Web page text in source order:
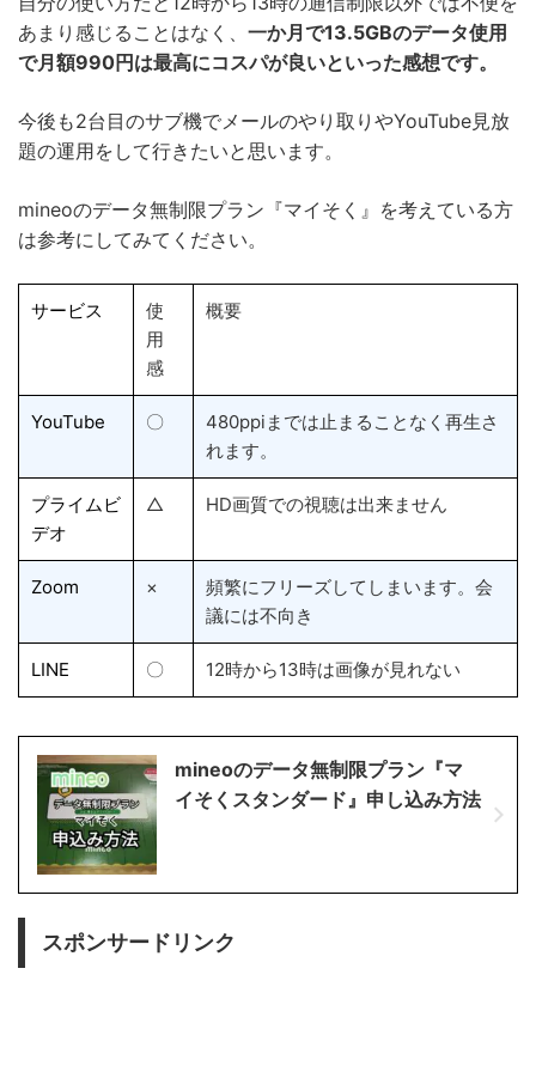
あまり感じることはなく、 一か月で13.5GBのデータ使用
で月額990円は最高にコスパが良いといった感想です。
今後も2台目のサブ機でメールのやり取りやYouTube見放
題の運用をして行きたいと思います。
mineoのデータ無制限プラン『マイそく』を考えている方
は参考にしてみてください。
サービス
使
用
感
概要
YouTube 〇
480ppiまでは止まることなく再生さ
れます。
プライムビ
デオ
△ HD画質での視聴は出来ません
Zoom ×
頻繁にフリーズしてしまいます。会
議には不向き
LINE 〇 12時から13時は画像が見れない
mineoのデータ無制限プラン『マ
イそくスタンダード』申し込み方法
スポンサードリンク